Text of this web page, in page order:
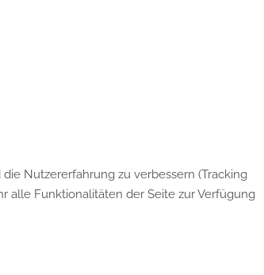
Nutzererfahrung zu verbessern (Tracking
alle Funktionalitäten der Seite zur Verfügung